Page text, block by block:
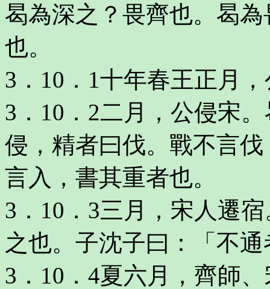
曷為深之？畏齊也。曷
也。
3．10．1十年春王正月
3．10．2二月，公侵宋
侵，精者曰伐。戰不言
言入，書其重者也。
3．10．3三月，宋人遷
之也。子沈子曰：「不
3．10．4夏六月，齊師